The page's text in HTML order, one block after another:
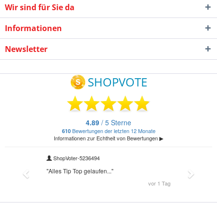
Wir sind für Sie da
Informationen
Newsletter